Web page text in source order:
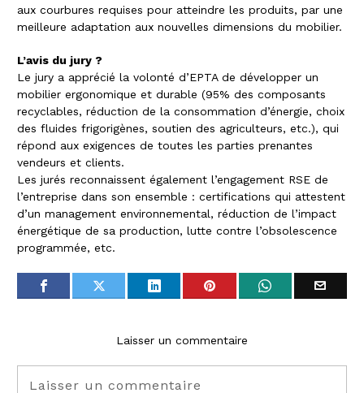
aux courbures requises pour atteindre les produits, par une
meilleure adaptation aux nouvelles dimensions du mobilier.
L’avis du jury ?
Le jury a apprécié la volonté d’EPTA de développer un
mobilier ergonomique et durable (95% des composants
recyclables, réduction de la consommation d’énergie, choix
des fluides frigorigènes, soutien des agriculteurs, etc.), qui
répond aux exigences de toutes les parties prenantes
vendeurs et clients.
Les jurés reconnaissent également l’engagement RSE de
l’entreprise dans son ensemble : certifications qui attestent
d’un management environnemental, réduction de l’impact
énergétique de sa production, lutte contre l’obsolescence
programmée, etc.
Laisser un commentaire